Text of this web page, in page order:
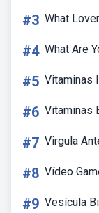
#3 What
#4 What Are
#5 Vitaminas
#6 Vitaminas
#7 Virgula
#8 Vídeo
#9 Vesícula